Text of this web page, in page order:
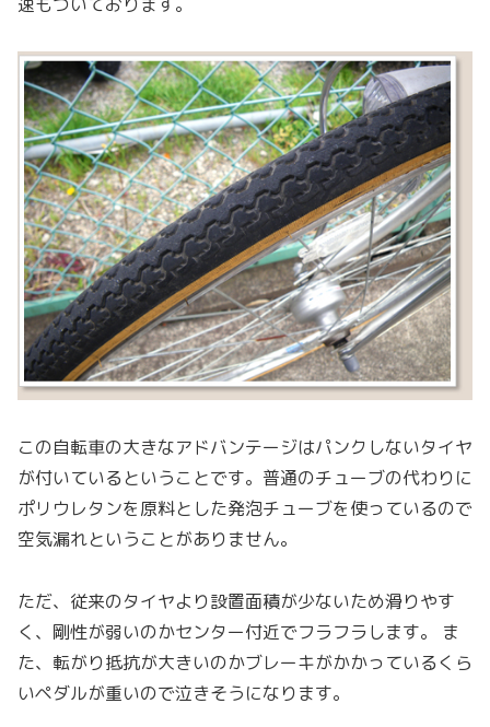
速もついております。
この自転車の大きなアドバンテージはパンクしないタイヤ
が付いているということです。普通のチューブの代わりに
ポリウレタンを原料とした発泡チューブを使っているので
空気漏れということがありません。
ただ、従来のタイヤより設置面積が少ないため滑りやす
く、剛性が弱いのかセンター付近でフラフラします。 ま
た、転がり抵抗が大きいのかブレーキがかかっているくら
いペダルが重いので泣きそうになります。